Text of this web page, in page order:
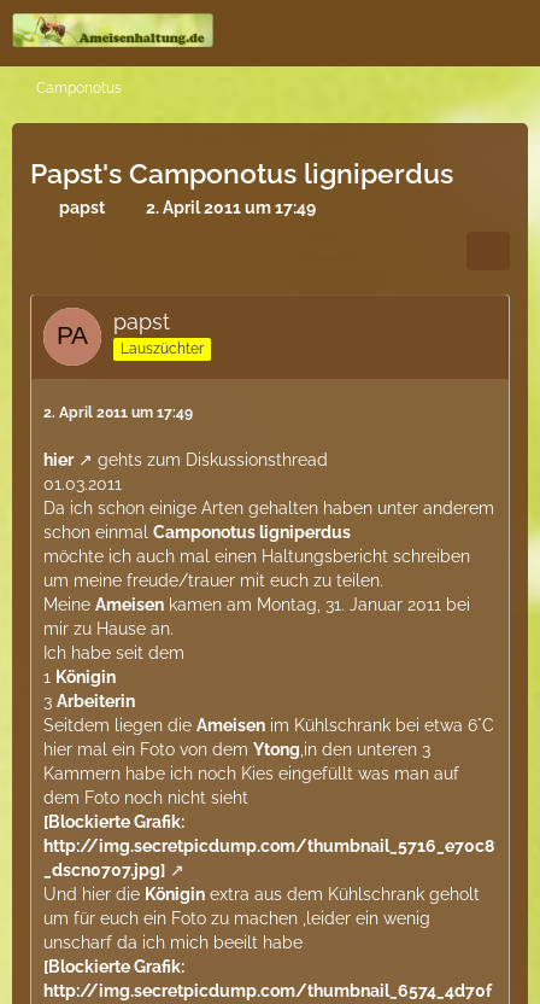
Camponotus
Papst's Camponotus ligniperdus
papst 2. April 2011 um 17:49
papst
Lauszüchter
2. April 2011 um 17:49
hier
gehts zum Diskussionsthread
01.03.2011
Da ich schon einige Arten gehalten haben unter anderem
schon einmal Camponotus ligniperdus
möchte ich auch mal einen Haltungsbericht schreiben
um meine freude/trauer mit euch zu teilen.
Meine Ameisen kamen am Montag, 31. Januar 2011 bei
mir zu Hause an.
Ich habe seit dem
1 Königin
3 Arbeiterin
Seitdem liegen die Ameisen im Kühlschrank bei etwa 6°C
hier mal ein Foto von dem Ytong ,in den unteren 3
Kammern habe ich noch Kies eingefüllt was man auf
dem Foto noch nicht sieht
[Blockierte Grafik:
http://img.secretpicdump.com/thumbnail_5716_e70c8
_dscn0707.jpg]
Und hier die Königin extra aus dem Kühlschrank geholt
um für euch ein Foto zu machen ,leider ein wenig
unscharf da ich mich beeilt habe
[Blockierte Grafik:
http://img.secretpicdump.com/thumbnail_6574_4d70f